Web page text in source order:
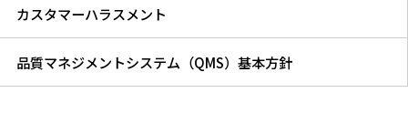
カスタマーハラスメント
品質マネジメントシステム（QMS）基本方針